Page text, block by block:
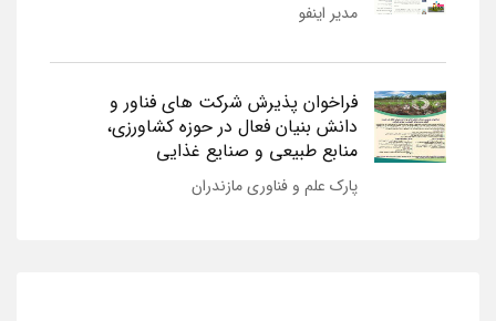
مدیر اینفو
فراخوان پذیرش شرکت های فناور و
دانش بنیان فعال در حوزه کشاورزی،
منابع طبیعی و صنایع غذایی
پارک علم و فناوری مازندران